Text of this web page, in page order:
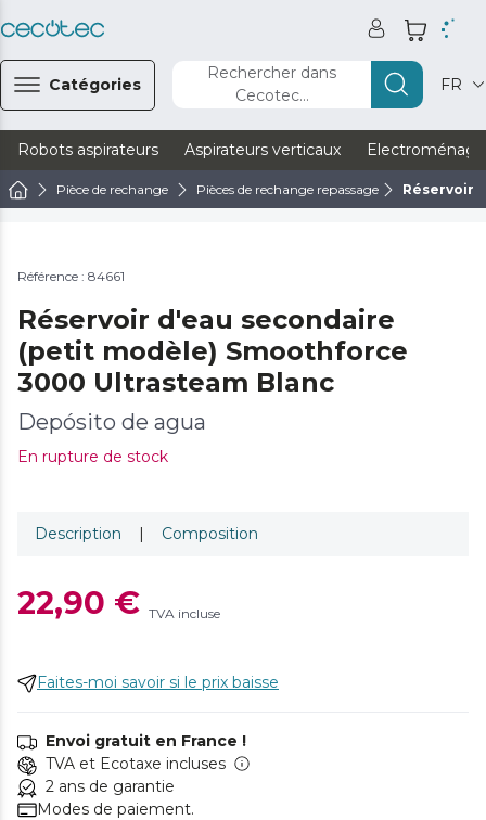
Catégories
Rechercher dans
Cecotec...
FR
Robots aspirateurs Aspirateurs verticaux
Pièce de rechange Pièces de rechange repassage Réservoir
Référence : 84661
Réservoir d'eau secondaire
(petit modèle) Smoothforce
3000 Ultrasteam Blanc
Depósito de agua
En rupture de stock
Description | Composition
22,90 € TVA incluse
Faites-moi savoir si le prix baisse
Envoi gratuit en France !
TVA et Ecotaxe incluses
2 ans de garantie
Modes de paiement.